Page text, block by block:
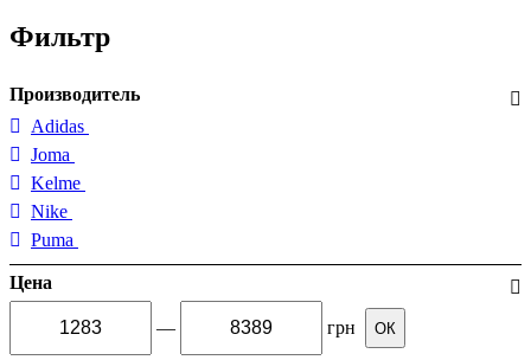
Фильтр
Производитель
Adidas
Joma
Kelme
Nike
Puma
Цена
— грн ОК